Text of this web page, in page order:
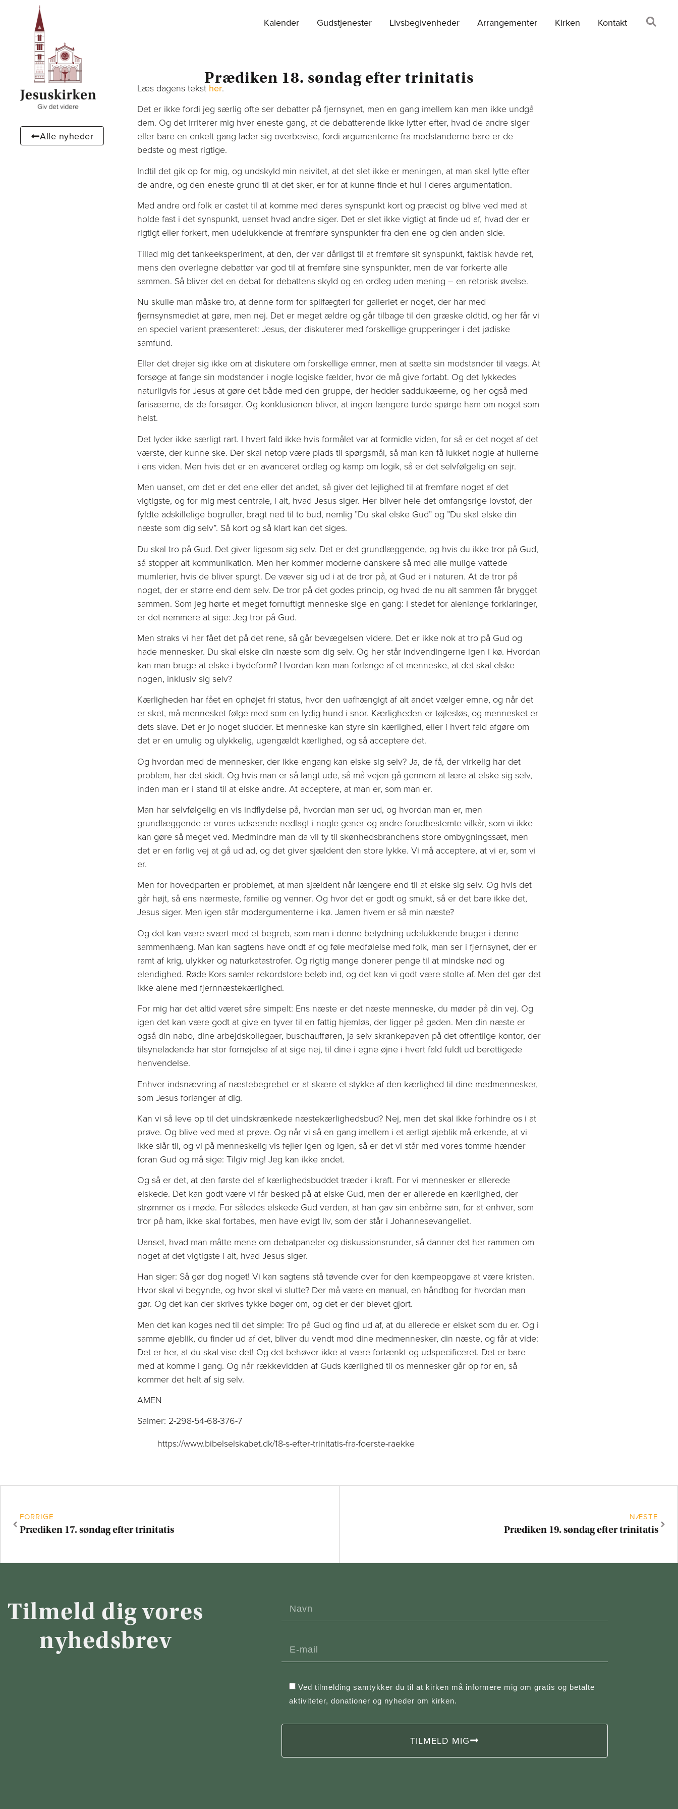
Kalender Gudstjenester Livsbegivenheder Arrangementer Kirken Kontakt
Alle nyheder
Prædiken 18. søndag efter trinitatis
Læs dagens tekst her.
Det er ikke fordi jeg særlig ofte ser debatter på fjernsynet, men en gang imellem kan man ikke undgå
dem. Og det irriterer mig hver eneste gang, at de debatterende ikke lytter efter, hvad de andre siger
eller bare en enkelt gang lader sig overbevise, fordi argumenterne fra modstanderne bare er de
bedste og mest rigtige.
Indtil det gik op for mig, og undskyld min naivitet, at det slet ikke er meningen, at man skal lytte efter
de andre, og den eneste grund til at det sker, er for at kunne finde et hul i deres argumentation.
Med andre ord folk er castet til at komme med deres synspunkt kort og præcist og blive ved med at
holde fast i det synspunkt, uanset hvad andre siger. Det er slet ikke vigtigt at finde ud af, hvad der er
rigtigt eller forkert, men udelukkende at fremføre synspunkter fra den ene og den anden side.
Tillad mig det tankeeksperiment, at den, der var dårligst til at fremføre sit synspunkt, faktisk havde ret,
mens den overlegne debattør var god til at fremføre sine synspunkter, men de var forkerte alle
sammen. Så bliver det en debat for debattens skyld og en ordleg uden mening – en retorisk øvelse.
Nu skulle man måske tro, at denne form for spilfægteri for galleriet er noget, der har med
fjernsynsmediet at gøre, men nej. Det er meget ældre og går tilbage til den græske oldtid, og her får vi
en speciel variant præsenteret: Jesus, der diskuterer med forskellige grupperinger i det jødiske
samfund.
Eller det drejer sig ikke om at diskutere om forskellige emner, men at sætte sin modstander til vægs. At
forsøge at fange sin modstander i nogle logiske fælder, hvor de må give fortabt. Og det lykkedes
naturligvis for Jesus at gøre det både med den gruppe, der hedder saddukæerne, og her også med
farisæerne, da de forsøger. Og konklusionen bliver, at ingen længere turde spørge ham om noget som
helst.
Det lyder ikke særligt rart. I hvert fald ikke hvis formålet var at formidle viden, for så er det noget af det
værste, der kunne ske. Der skal netop være plads til spørgsmål, så man kan få lukket nogle af hullerne
i ens viden. Men hvis det er en avanceret ordleg og kamp om logik, så er det selvfølgelig en sejr.
Men uanset, om det er det ene eller det andet, så giver det lejlighed til at fremføre noget af det
vigtigste, og for mig mest centrale, i alt, hvad Jesus siger. Her bliver hele det omfangsrige lovstof, der
fyldte adskillelige bogruller, bragt ned til to bud, nemlig ”Du skal elske Gud” og ”Du skal elske din
næste som dig selv”. Så kort og så klart kan det siges.
Du skal tro på Gud. Det giver ligesom sig selv. Det er det grundlæggende, og hvis du ikke tror på Gud,
så stopper alt kommunikation. Men her kommer moderne danskere så med alle mulige vattede
mumlerier, hvis de bliver spurgt. De væver sig ud i at de tror på, at Gud er i naturen. At de tror på
noget, der er større end dem selv. De tror på det godes princip, og hvad de nu alt sammen får brygget
sammen. Som jeg hørte et meget fornuftigt menneske sige en gang: I stedet for alenlange forklaringer,
er det nemmere at sige: Jeg tror på Gud.
Men straks vi har fået det på det rene, så går bevægelsen videre. Det er ikke nok at tro på Gud og
hade mennesker. Du skal elske din næste som dig selv. Og her står indvendingerne igen i kø. Hvordan
kan man bruge at elske i bydeform? Hvordan kan man forlange af et menneske, at det skal elske
nogen, inklusiv sig selv?
Kærligheden har fået en ophøjet fri status, hvor den uafhængigt af alt andet vælger emne, og når det
er sket, må mennesket følge med som en lydig hund i snor. Kærligheden er tøjlesløs, og mennesket er
dets slave. Det er jo noget sludder. Et menneske kan styre sin kærlighed, eller i hvert fald afgøre om
det er en umulig og ulykkelig, ugengældt kærlighed, og så acceptere det.
Og hvordan med de mennesker, der ikke engang kan elske sig selv? Ja, de få, der virkelig har det
problem, har det skidt. Og hvis man er så langt ude, så må vejen gå gennem at lære at elske sig selv,
inden man er i stand til at elske andre. At acceptere, at man er, som man er.
Man har selvfølgelig en vis indflydelse på, hvordan man ser ud, og hvordan man er, men
grundlæggende er vores udseende nedlagt i nogle gener og andre forudbestemte vilkår, som vi ikke
kan gøre så meget ved. Medmindre man da vil ty til skønhedsbranchens store ombygningssæt, men
det er en farlig vej at gå ud ad, og det giver sjældent den store lykke. Vi må acceptere, at vi er, som vi
er.
Men for hovedparten er problemet, at man sjældent når længere end til at elske sig selv. Og hvis det
går højt, så ens nærmeste, familie og venner. Og hvor det er godt og smukt, så er det bare ikke det,
Jesus siger. Men igen står modargumenterne i kø. Jamen hvem er så min næste?
Og det kan være svært med et begreb, som man i denne betydning udelukkende bruger i denne
sammenhæng. Man kan sagtens have ondt af og føle medfølelse med folk, man ser i fjernsynet, der er
ramt af krig, ulykker og naturkatastrofer. Og rigtig mange donerer penge til at mindske nød og
elendighed. Røde Kors samler rekordstore beløb ind, og det kan vi godt være stolte af. Men det gør det
ikke alene med fjernnæstekærlighed.
For mig har det altid været såre simpelt: Ens næste er det næste menneske, du møder på din vej. Og
igen det kan være godt at give en tyver til en fattig hjemløs, der ligger på gaden. Men din næste er
også din nabo, dine arbejdskollegaer, buschaufføren, ja selv skrankepaven på det offentlige kontor, der
tilsyneladende har stor fornøjelse af at sige nej, til dine i egne øjne i hvert fald fuldt ud berettigede
henvendelse.
Enhver indsnævring af næstebegrebet er at skære et stykke af den kærlighed til dine medmennesker,
som Jesus forlanger af dig.
Kan vi så leve op til det uindskrænkede næstekærlighedsbud? Nej, men det skal ikke forhindre os i at
prøve. Og blive ved med at prøve. Og når vi så en gang imellem i et ærligt øjeblik må erkende, at vi
ikke slår til, og vi på menneskelig vis fejler igen og igen, så er det vi står med vores tomme hænder
foran Gud og må sige: Tilgiv mig! Jeg kan ikke andet.
Og så er det, at den første del af kærlighedsbuddet træder i kraft. For vi mennesker er allerede
elskede. Det kan godt være vi får besked på at elske Gud, men der er allerede en kærlighed, der
strømmer os i møde. For således elskede Gud verden, at han gav sin enbårne søn, for at enhver, som
tror på ham, ikke skal fortabes, men have evigt liv, som der står i Johannesevangeliet.
Uanset, hvad man måtte mene om debatpaneler og diskussionsrunder, så danner det her rammen om
noget af det vigtigste i alt, hvad Jesus siger.
Han siger: Så gør dog noget! Vi kan sagtens stå tøvende over for den kæmpeopgave at være kristen.
Hvor skal vi begynde, og hvor skal vi slutte? Der må være en manual, en håndbog for hvordan man
gør. Og det kan der skrives tykke bøger om, og det er der blevet gjort.
Men det kan koges ned til det simple: Tro på Gud og find ud af, at du allerede er elsket som du er. Og i
samme øjeblik, du finder ud af det, bliver du vendt mod dine medmennesker, din næste, og får at vide:
Det er her, at du skal vise det! Og det behøver ikke at være fortænkt og udspecificeret. Det er bare
med at komme i gang. Og når rækkevidden af Guds kærlighed til os mennesker går op for en, så
kommer det helt af sig selv.
AMEN
Salmer: 2-298-54-68-376-7
https://www.bibelselskabet.dk/18-s-efter-trinitatis-fra-foerste-raekke
FORRIGE
Prædiken 17. søndag efter trinitatis
NÆSTE
Prædiken 19. søndag efter trinitatis
Tilmeld dig vores
nyhedsbrev
Ved tilmelding samtykker du til at kirken må informere mig om gratis og betalte
aktiviteter, donationer og nyheder om kirken.
TILMELD MIG